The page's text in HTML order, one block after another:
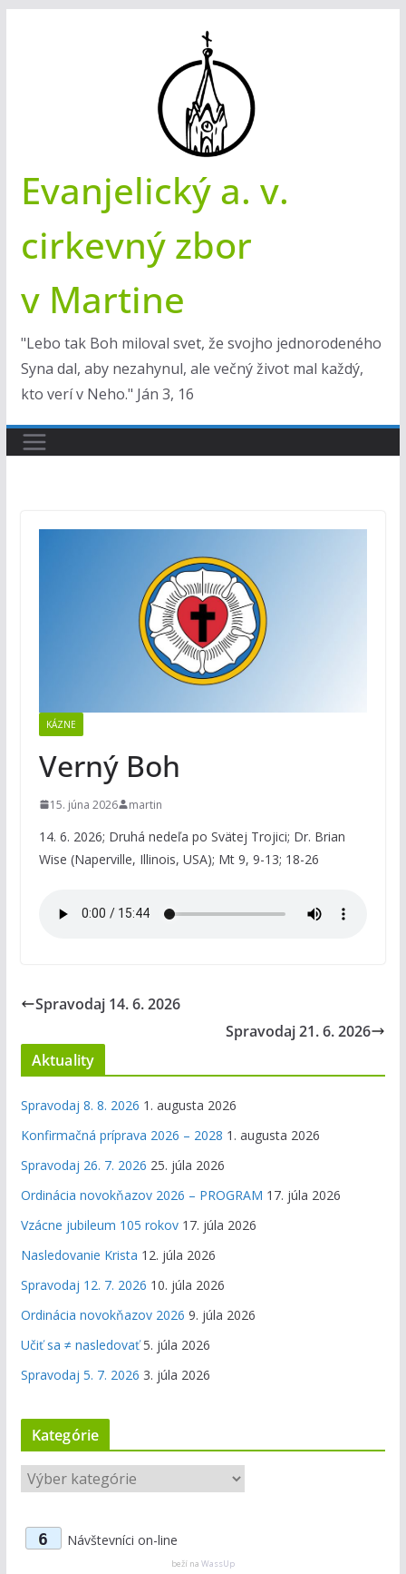
Evanjelický a. v.
cirkevný zbor
v Martine
"Lebo tak Boh miloval svet, že svojho jednorodeného
Syna dal, aby nezahynul, ale večný život mal každý,
kto verí v Neho." Ján 3, 16
KÁZNE
Verný Boh
15. júna 2026 martin
14. 6. 2026; Druhá nedeľa po Svätej Trojici; Dr. Brian
Wise (Naperville, Illinois, USA); Mt 9, 9-13; 18-26
Spravodaj 14. 6. 2026
Spravodaj 21. 6. 2026
Aktuality
Spravodaj 8. 8. 2026 1. augusta 2026
Konfirmačná príprava 2026 – 2028 1. augusta 2026
Spravodaj 26. 7. 2026 25. júla 2026
Ordinácia novokňazov 2026 – PROGRAM 17. júla 2026
Vzácne jubileum 105 rokov 17. júla 2026
Nasledovanie Krista 12. júla 2026
Spravodaj 12. 7. 2026 10. júla 2026
Ordinácia novokňazov 2026 9. júla 2026
Učiť sa ≠ nasledovať 5. júla 2026
Spravodaj 5. 7. 2026 3. júla 2026
Kategórie
K
a
6 Návštevníci on-line
beží na WassUp